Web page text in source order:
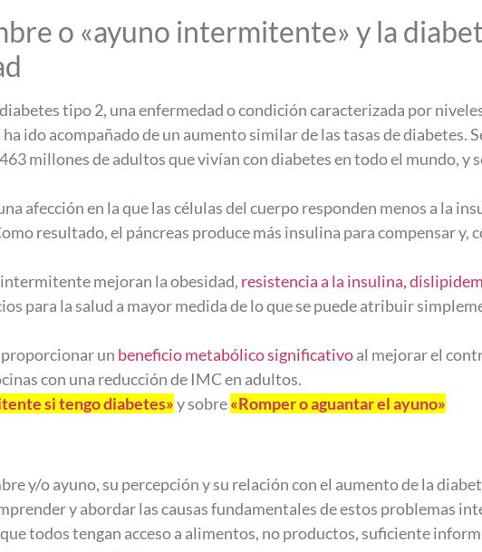
o «ayuno intermitente» y la
tipo 2, una enfermedad o condición caracterizada por
ido acompañado de un aumento similar de las tasas de diabetes.
millones de adultos que vivían con diabetes en todo el mundo, y
afección en la que las células del cuerpo responden menos a la
resultado, el páncreas produce más insulina para compensar y,
mejoran la obesidad, resistencia a la insulina,
para la salud a mayor medida de lo que se puede atribuir
un beneficio metabólico significativoal mejorar el
con una reducción de IMC en adultos.
si tengo diabetes»y sobre«Romper o aguantar el ayuno»
y/o ayuno, su percepción y su relación con el aumento de la
y abordar las causas fundamentales de estos problemas
todos tengan acceso a alimentos, no productos, suficiente